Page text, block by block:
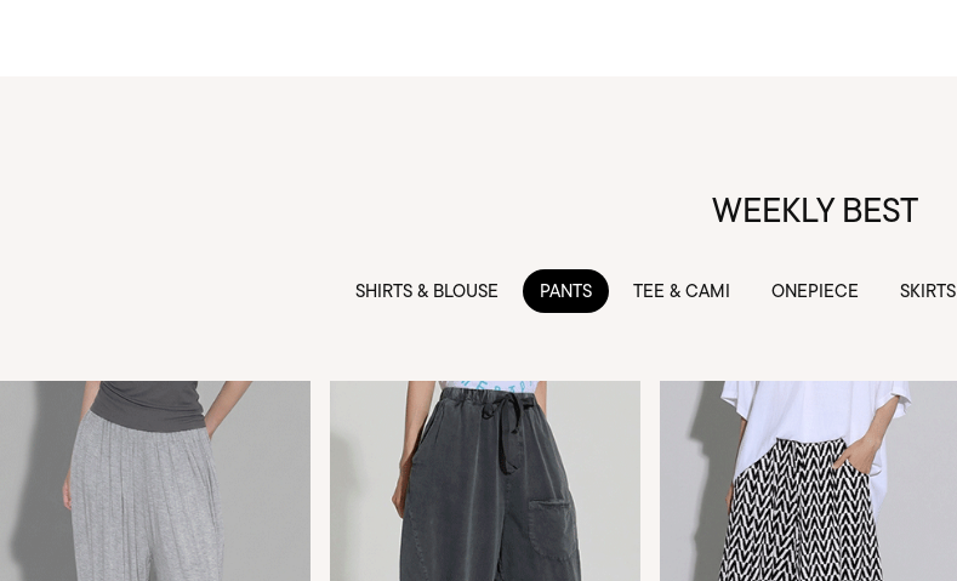
WEEKLY BEST
SHIRTS & BLOUSE PANTS TEE & CAMI ONEPIECE SKIRTS